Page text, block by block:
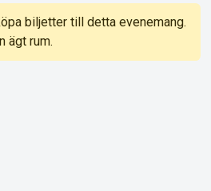
biljetter till detta evenemang.
ägt rum.